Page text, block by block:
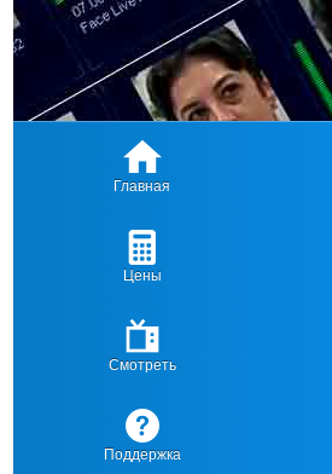
Главная
Цены
Смотреть
Поддержка